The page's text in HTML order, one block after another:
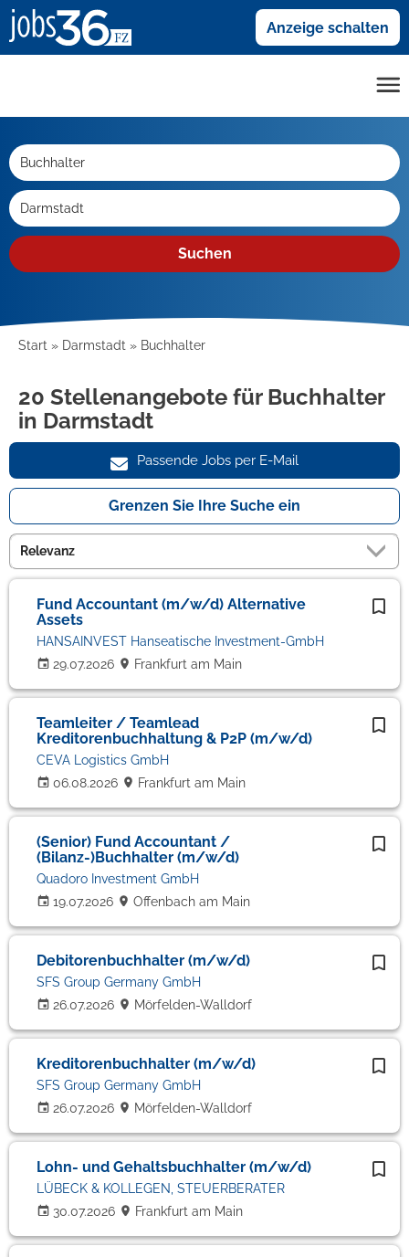
Anzeige schalten
Suchen
Start Darmstadt Buchhalter
20 Stellenangebote für Buchhalter
in Darmstadt
Passende Jobs per E-Mail
Grenzen Sie Ihre Suche ein
Fund Accountant (m/w/d) Alternative
Assets
29.07.2026
HANSAINVEST Hanseatische Investment-GmbH
Frankfurt am Main
Teamleiter / Teamlead
Kreditorenbuchhaltung & P2P (m/w/d)
06.08.2026
CEVA Logistics GmbH
Frankfurt am Main
(Senior) Fund Accountant /
(Bilanz-)Buchhalter (m/w/d)
19.07.2026
Quadoro Investment GmbH
Offenbach am Main
Debitorenbuchhalter (m/w/d)
26.07.2026
SFS Group Germany GmbH
Mörfelden-Walldorf
Kreditorenbuchhalter (m/w/d)
26.07.2026
SFS Group Germany GmbH
Mörfelden-Walldorf
Lohn- und Gehaltsbuchhalter (m/w/d)
30.07.2026
LÜBECK & KOLLEGEN, STEUERBERATER
Frankfurt am Main